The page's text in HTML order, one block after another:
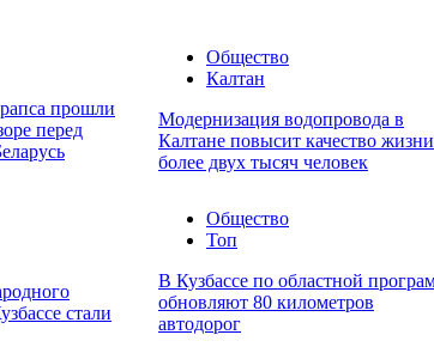
прошли
перед
Общество
Калтан
Модернизация водопровода в
Калтане повысит качество жизни
более двух тысяч человек
стали
Общество
Топ
В Кузбассе по областной
обновляют 80 километров
автодорог